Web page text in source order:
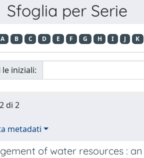
Sfoglia per Serie
A B C D E F G H I J K
iniziali:
di 2
metadati
of water resources :